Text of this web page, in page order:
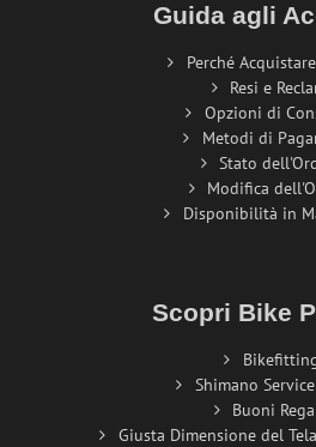
Guida agli
Perché
Resi e
Opzioni di
Metodi di
Stato
Modifica
Disponibilità in
Scopri Bike
Shimano
Buoni
Giusta Dimensione del